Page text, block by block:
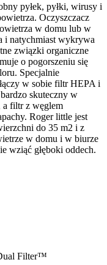
pyłek, pyłki, wirusy i
Oczyszczacz
w domu lub w
i natychmiast wykrywa
związki organiczne
o pogorszeniu się
Specjalnie
w sobie filtr HEPA i
skuteczny w
a filtr z węglem
Roger little jest
do 35 m2 i z
w domu i w biurze
wziąć głęboki oddech.
Filter™